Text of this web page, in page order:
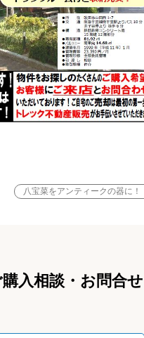
八宝菜をアンティークの器に！
入相談・お問合